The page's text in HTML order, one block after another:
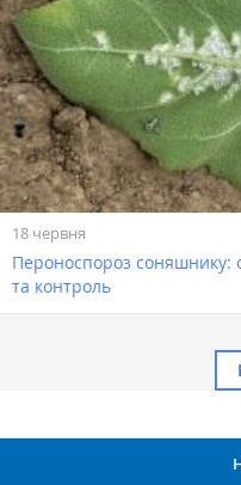
18 червня
Пероноспороз соняшнику:
та контроль